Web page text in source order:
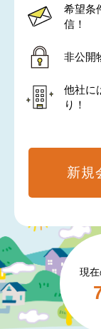
現
希望条
信！
非公開
他社に
り！
新規